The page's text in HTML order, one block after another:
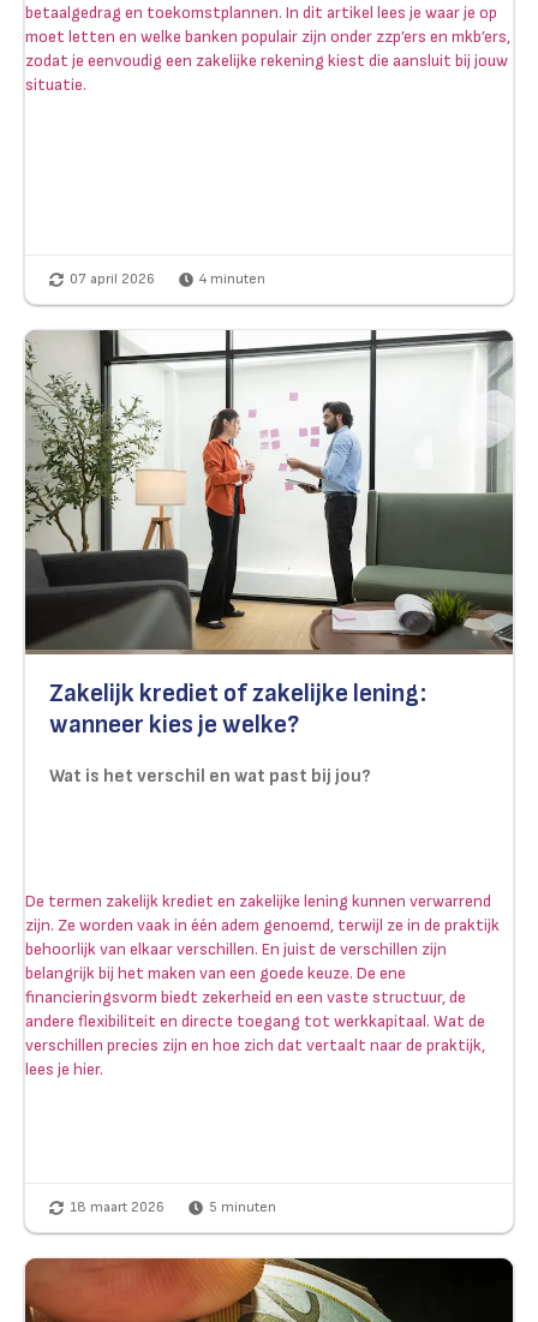
betaalgedrag en toekomstplannen. In dit artikel lees je waar je op
moet letten en welke banken populair zijn onder zzp’ers en mkb’ers,
zodat je eenvoudig een zakelijke rekening kiest die aansluit bij jouw
situatie.
07 april 2026 4 minuten
Zakelijk krediet of zakelijke lening:
wanneer kies je welke?
Wat is het verschil en wat past bij jou?
De termen zakelijk krediet en zakelijke lening kunnen verwarrend
zijn. Ze worden vaak in één adem genoemd, terwijl ze in de praktijk
behoorlijk van elkaar verschillen. En juist de verschillen zijn
belangrijk bij het maken van een goede keuze. De ene
financieringsvorm biedt zekerheid en een vaste structuur, de
andere flexibiliteit en directe toegang tot werkkapitaal. Wat de
verschillen precies zijn en hoe zich dat vertaalt naar de praktijk,
lees je hier.
18 maart 2026 5 minuten